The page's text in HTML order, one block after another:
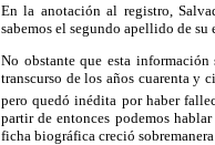
En la anotación al registro,
sabemos el segundo apellido de su
No obstante que esta
transcurso de los años cuarenta y
pero quedó inédita por haber
partir de entonces podemos
ficha biográfica creció